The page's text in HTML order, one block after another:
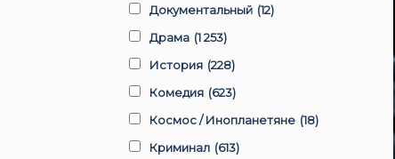
Документальный (12)
Драма (1 253)
История (228)
Комедия (623)
Космос / Инопланетяне (18)
Криминал (613)